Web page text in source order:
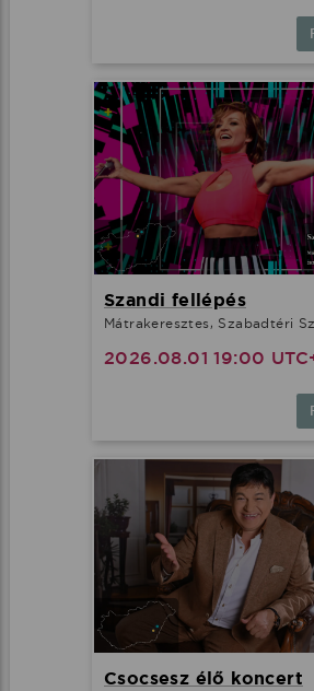
Szandi fellépés
Mátrakeresztes, Szabadtéri
2026.08.01 19:00
Csocsesz élő koncert